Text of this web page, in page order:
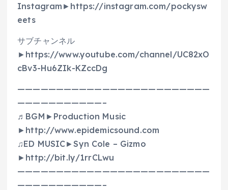
Instagram►https://instagram.com/pockysw
eets
サブチャンネル
►https://www.youtube.com/channel/UC82xO
cBv3-Hu6ZIk-KZccDg
—————————————————————————
———————————–
♬BGM►Production Music
►http://www.epidemicsound.com
♫ED MUSIC►Syn Cole – Gizmo
►http://bit.ly/1rrCLwu
—————————————————————————
———————————–